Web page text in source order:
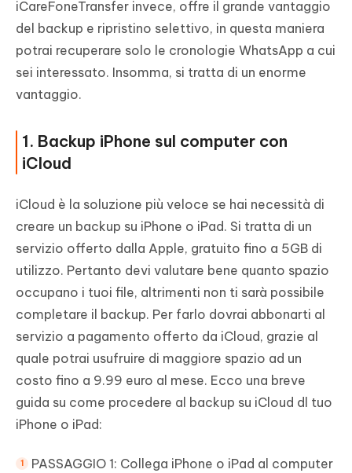
iCareFoneTransfer invece, offre il grande vantaggio
del backup e ripristino selettivo, in questa maniera
potrai recuperare solo le cronologie WhatsApp a cui
sei interessato. Insomma, si tratta di un enorme
vantaggio.
1. Backup iPhone sul computer con
iCloud
iCloud è la soluzione più veloce se hai necessità di
creare un backup su iPhone o iPad. Si tratta di un
servizio offerto dalla Apple, gratuito fino a 5GB di
utilizzo. Pertanto devi valutare bene quanto spazio
occupano i tuoi file, altrimenti non ti sarà possibile
completare il backup. Per farlo dovrai abbonarti al
servizio a pagamento offerto da iCloud, grazie al
quale potrai usufruire di maggiore spazio ad un
costo fino a 9.99 euro al mese. Ecco una breve
guida su come procedere al backup su iCloud dl tuo
iPhone o iPad:
PASSAGGIO 1: Collega iPhone o iPad al computer